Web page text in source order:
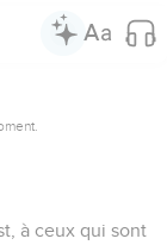
à ceux qui sont